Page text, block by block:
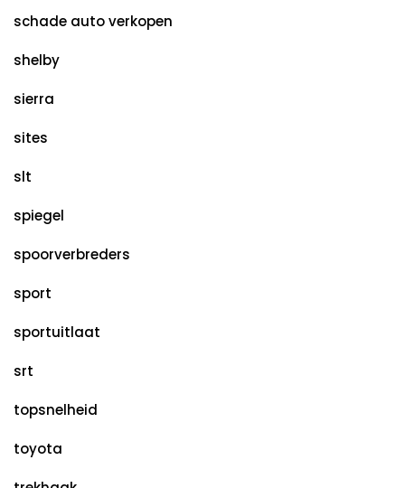
schade auto verkopen
shelby
sierra
sites
slt
spiegel
spoorverbreders
sport
sportuitlaat
srt
topsnelheid
toyota